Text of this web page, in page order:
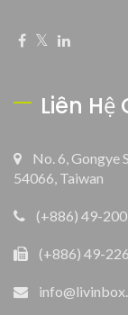
Liên
No. 6, Gongye
54066, Taiwan
(+886) 49-
(+886) 49-